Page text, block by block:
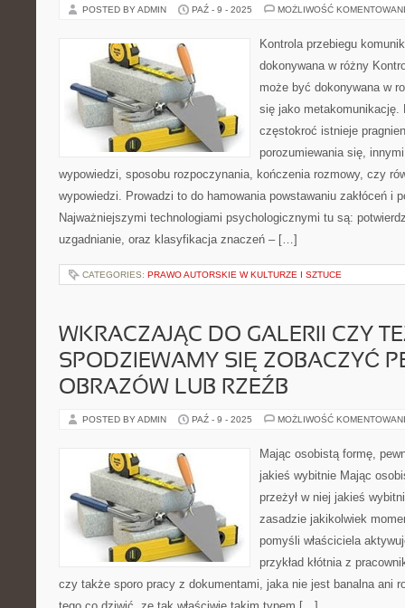
POSTED BY ADMIN PAŹ - 9 - 2025 MOŻLIWOŚĆ
Kontrola przebiegu
dokonywana w różny
może być dokonywana w
się jako metakomunikację.
częstokroć istnieje
porozumiewania się,
wypowiedzi, sposobu rozpoczynania, kończenia rozmowy, czy
wypowiedzi. Prowadzi to do hamowania powstawaniu zakłóceń i
Najważniejszymi technologiami psychologicznymi tu są:
uzgadnianie, oraz klasyfikacja znaczeń – […]
CATEGORIES: PRAWO AUTORSKIE W KULTURZE I SZTUCE
WKRACZAJĄC DO GALERII CZY
SPODZIEWAMY SIĘ ZOBACZYĆ
OBRAZÓW LUB RZEŹB
POSTED BY ADMIN PAŹ - 9 - 2025 MOŻLIWOŚĆ
Mając osobistą formę,
jakieś wybitnie Mając
przeżył w niej jakieś
zasadzie jakikolwiek
pomyśli właściciela
przykład kłótnia z
czy także sporo pracy z dokumentami, jaka nie jest banalna ani